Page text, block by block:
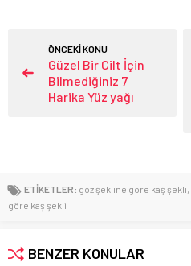
ÖNCEKİ KONU
Güzel Bir Cilt İçin
Bilmediğiniz 7
Harika Yüz yağı
ETİKETLER: göz şekline göre kaş şekli
göre kaş şekli
BENZER KONULAR